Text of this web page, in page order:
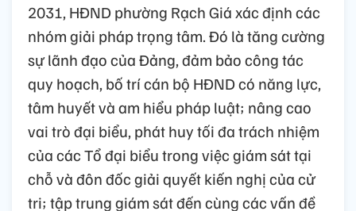
2031, HĐND phường Rạch Giá xác định các
nhóm giải pháp trọng tâm. Đó là tăng cường
sự lãnh đạo của Đảng, đảm bảo công tác
quy hoạch, bố trí cán bộ HĐND có năng lực,
tâm huyết và am hiểu pháp luật; nâng cao
vai trò đại biểu, phát huy tối đa trách nhiệm
của các Tổ đại biểu trong việc giám sát tại
chỗ và đôn đốc giải quyết kiến nghị của cử
tri; tập trung giám sát đến cùng các vấn đề